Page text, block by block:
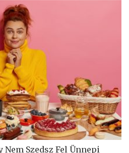
Nem Szedsz Fel Ünnepi